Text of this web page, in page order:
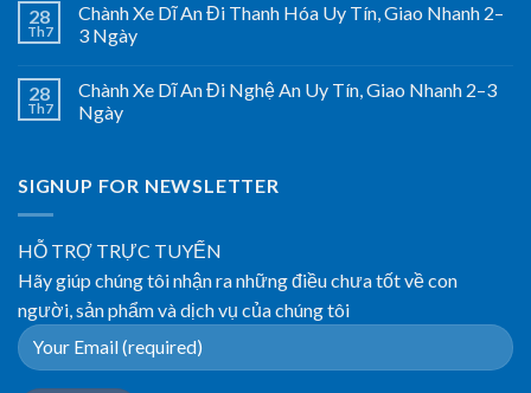
28
Th7
Chành Xe Dĩ An Đi Thanh Hóa Uy Tín, Giao Nhanh 2–
3 Ngày
28
Th7
Chành Xe Dĩ An Đi Nghệ An Uy Tín, Giao Nhanh 2–3
Ngày
SIGNUP FOR NEWSLETTER
HỖ TRỢ TRỰC TUYẾN
Hãy giúp chúng tôi nhận ra những điều chưa tốt về con
người, sản phẩm và dịch vụ của chúng tôi